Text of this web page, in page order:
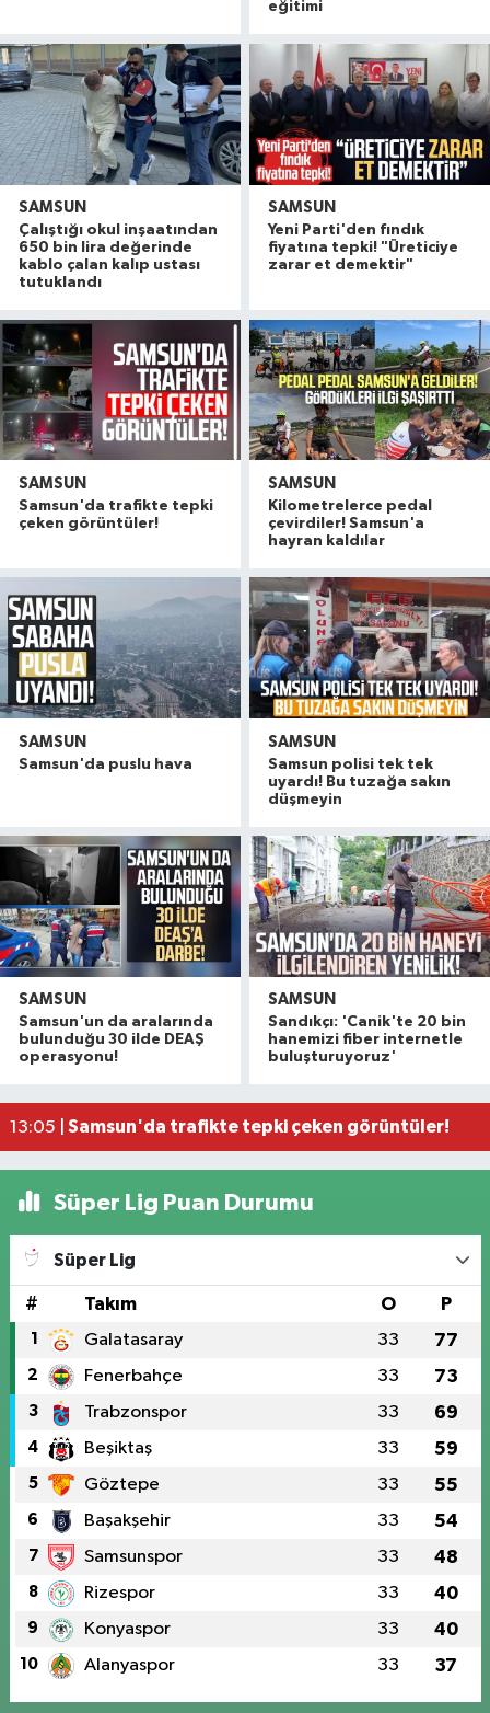
eğitimi
SAMSUN
Çalıştığı okul inşaatından
650 bin lira değerinde
kablo çalan kalıp ustası
tutuklandı
SAMSUN
Yeni Parti'den fındık
fiyatına tepki! "Üreticiye
zarar et demektir"
SAMSUN
Samsun'da trafikte tepki
çeken görüntüler!
SAMSUN
Kilometrelerce pedal
çevirdiler! Samsun'a
hayran kaldılar
SAMSUN
Samsun'da puslu hava
SAMSUN
Samsun polisi tek tek
uyardı! Bu tuzağa sakın
düşmeyin
SAMSUN
Samsun'un da aralarında
bulunduğu 30 ilde DEAŞ
operasyonu!
SAMSUN
Sandıkçı: 'Canik'te 20 bin
hanemizi fiber internetle
buluşturuyoruz'
16:14 |Polise saldırıp görevini yaptırmayan 2 şüpheli
14:11 |Samsun'da çocukların enerjisi sahalara taştı:
13:58 | Çalıştığı okul inşaatından 650 bin lira
13:05 | Samsun'da trafikte tepki çeken görüntüler!
Süper Lig Puan Durumu
Süper Lig
# Takım O P
1 Galatasaray 33 77
2 Fenerbahçe 33 73
3 Trabzonspor 33 69
4 Beşiktaş 33 59
5 Göztepe 33 55
6 Başakşehir 33 54
7 Samsunspor 33 48
8 Rizespor 33 40
9 Konyaspor 33 40
10 Alanyaspor 33 37